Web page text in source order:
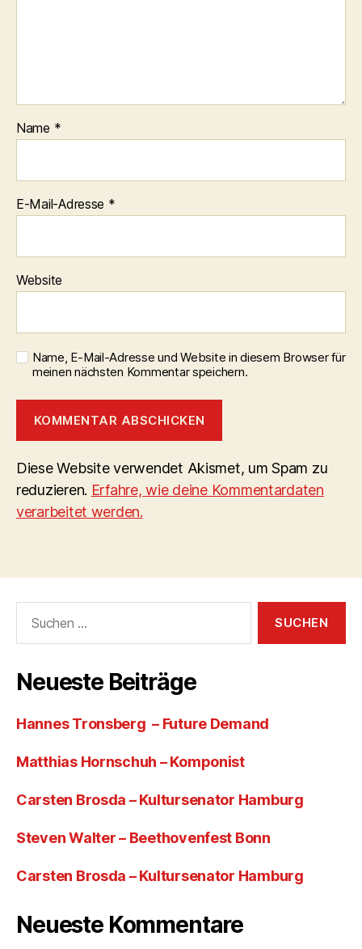
Name *
E-Mail-Adresse *
Website
Name, E-Mail-Adresse und Website in diesem Browser für
meinen nächsten Kommentar speichern.
Diese Website verwendet Akismet, um Spam zu
reduzieren. Erfahre, wie deine Kommentardaten
verarbeitet werden.
nach:
Neueste Beiträge
Hannes Tronsberg – Future Demand
Matthias Hornschuh – Komponist
Carsten Brosda – Kultursenator Hamburg
Steven Walter – Beethovenfest Bonn
Carsten Brosda – Kultursenator Hamburg
Neueste Kommentare